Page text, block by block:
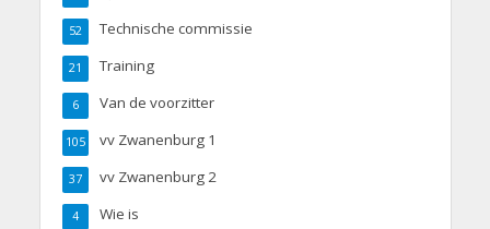
Technische commissie
52
Training
21
Van de voorzitter
6
vv Zwanenburg 1
105
vv Zwanenburg 2
37
Wie is
4